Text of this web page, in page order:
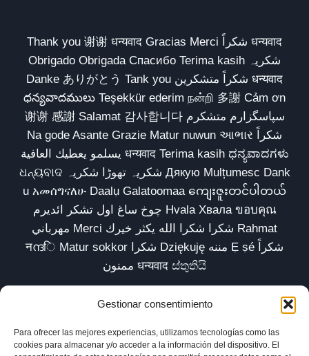
Gestionar consentimiento
Para ofrecer las mejores experiencias, utilizamos tecnologías como las
cookies para almacenar y/o acceder a la información del dispositivo. El
Thank you 谢谢 धन्यवाद Gracias Merci شكراً धन्यवाद
Obrigado Obrigada Спасибо Terima kasih شکریہ
Danke ありがとう Tank you شكراً متشكرين धन्यवाद
ధన్యవాదములు Teşekkür ederim நன்றி 多謝 Cảm ơn
谢谢 感謝 Salamat 감사합니다 سپاسگزارم متشکرم
Na gode Asante Grazie Matur nuwun આભાર شكراً
يسلمو يعطيك العافية धन्यवाद Terima kasih ಧನ್ಯವಾದಗಳು
ଧନ୍ୟବାଦ شکریہ تھوڑا شکریہ Дякую Mulțumesc Dank
u አመሰግናለሁ Daalụ Galatoomaa ကျေးဇူးတင်ပါတယ်
چوخ ساغ اول تشکر ائدیرم Hvala Хвала ขอบคุณ
مهرباني Merci شكرا شكرا الله يكثر خيرك Rahmat
नന്ദि Matur sokkor شكرا Dziękuję مننه Ẹ ṣé شكراً
ممنون धन्यवाद ස්තුතියි
Inicio Biblioteca Parábolas TV Comunidad